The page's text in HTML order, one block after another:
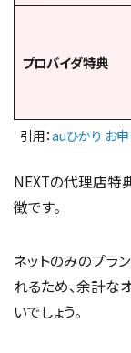
プロバイダ特典
引用：auひかり お
NEXTの代理店特
徴です。
ネットのみのプラ
れるため、余計な
いでしょう。